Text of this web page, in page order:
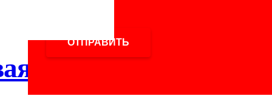
SDR 13.6 D125